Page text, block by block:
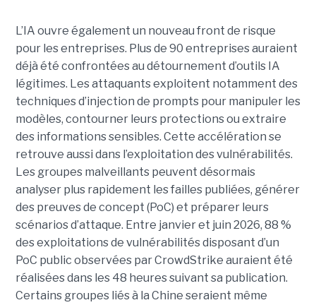
L’IA ouvre également un nouveau front de risque
pour les entreprises. Plus de 90 entreprises auraient
déjà été confrontées au détournement d’outils IA
légitimes. Les attaquants exploitent notamment des
techniques d’injection de prompts pour manipuler les
modèles, contourner leurs protections ou extraire
des informations sensibles. Cette accélération se
retrouve aussi dans l’exploitation des vulnérabilités.
Les groupes malveillants peuvent désormais
analyser plus rapidement les failles publiées, générer
des preuves de concept (PoC) et préparer leurs
scénarios d’attaque. Entre janvier et juin 2026, 88 %
des exploitations de vulnérabilités disposant d’un
PoC public observées par CrowdStrike auraient été
réalisées dans les 48 heures suivant sa publication.
Certains groupes liés à la Chine seraient même